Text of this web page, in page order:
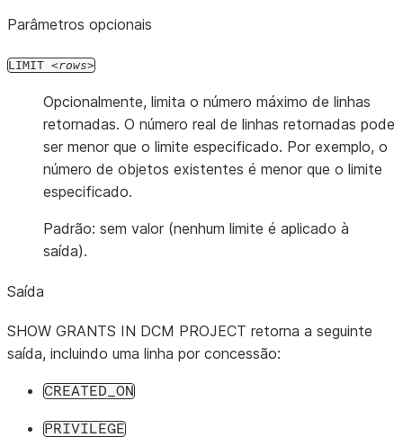
Parâmetros opcionais
LIMIT rows
Opcionalmente, limita o número máximo de linhas
retornadas. O número real de linhas retornadas pode
ser menor que o limite especificado. Por exemplo, o
número de objetos existentes é menor que o limite
especificado.
Padrão: sem valor (nenhum limite é aplicado à
saída).
Saída
SHOW GRANTS IN DCM PROJECT retorna a seguinte
saída, incluindo uma linha por concessão:
CREATED_ON
PRIVILEGE